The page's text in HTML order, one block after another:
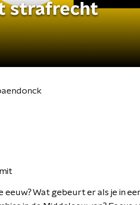
strafrecht
eeuw? Wat gebeurt er als je in